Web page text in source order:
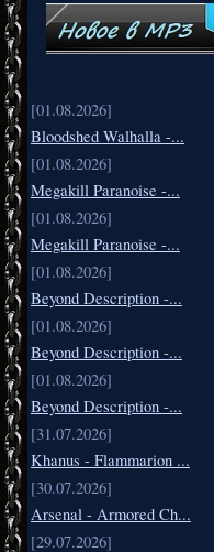
[01.08.2026]
Bloodshed Walhalla -...
[01.08.2026]
Megakill Paranoise -...
[01.08.2026]
Megakill Paranoise -...
[01.08.2026]
Beyond Description -...
[01.08.2026]
Beyond Description -...
[01.08.2026]
Beyond Description -...
[31.07.2026]
Khanus - Flammarion ...
[30.07.2026]
Arsenal - Armored Ch...
[29.07.2026]